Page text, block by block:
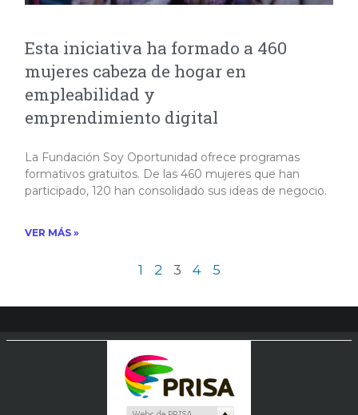
Esta iniciativa ha formado a 460
mujeres cabeza de hogar en
empleabilidad y
emprendimiento digital
La Fundación Soy Oportunidad ofrece programas
formativos gratuitos. De las 460 mujeres que han
participado, 120 han consolidado sus ideas de negocio. ​
VER MÁS »
1 2 3 4 5